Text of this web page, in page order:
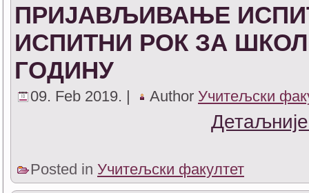
ПРИЈАВЉИВАЊЕ
ИСПИТНИ РОК ЗА
ГОДИНУ
09. Feb 2019. | Author Учитељски
Posted in Учитељски факултет